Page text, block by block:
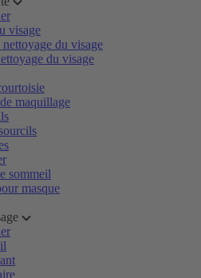
visage
nettoyage du visage
du visage
maquillage
sommeil
masque